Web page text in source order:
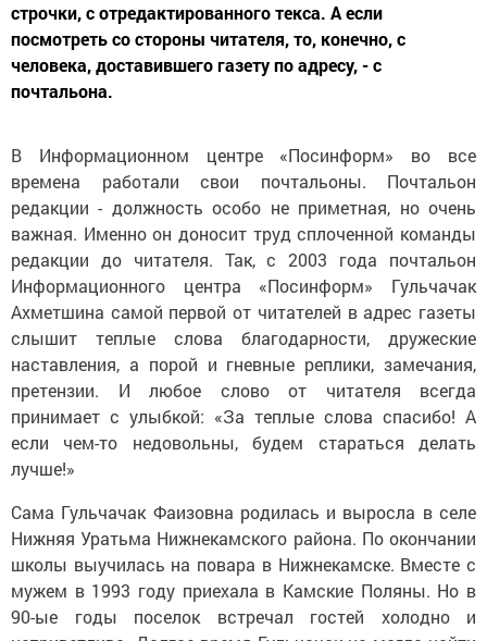
строчки, с отредактированного текса. А если
посмотреть со стороны читателя, то, конечно, с
человека, доставившего газету по адресу, - с
почтальона.
В Информационном центре «Посинформ» во все
времена работали свои почтальоны. Почтальон
редакции - должность особо не приметная, но очень
важная. Именно он доносит труд сплоченной команды
редакции до читателя. Так, с 2003 года почтальон
Информационного центра «Посинформ» Гульчачак
Ахметшина самой первой от читателей в адрес газеты
слышит теплые слова благодарности, дружеские
наставления, а порой и гневные реплики, замечания,
претензии. И любое слово от читателя всегда
принимает с улыбкой: «За теплые слова спасибо! А
если чем-то недовольны, будем стараться делать
лучше!»
Сама Гульчачак Фаизовна родилась и выросла в селе
Нижняя Уратьма Нижнекамского района. По окончании
школы выучилась на повара в Нижнекамске. Вместе с
мужем в 1993 году приехала в Камские Поляны. Но в
90-ые годы поселок встречал гостей холодно и